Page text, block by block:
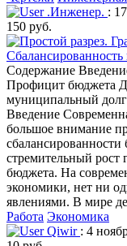
.Инженер. :
150 руб.
Сбалансированность
Содержание
Профицит бюджета
муниципальный
Введение
большое внимание
стремительный рост
бюджета. На
экономики, нет ни
явлениями. В мире
Работа Экономика
Qiwir : 4